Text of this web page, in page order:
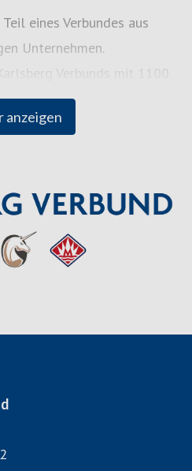
anzeigen
eines Verbundes aus
Unternehmen.
bieten Getränke und
täglichen Genuss an: von
und den Menschen der
Unternehmen ein einzigartiges
KG Weber